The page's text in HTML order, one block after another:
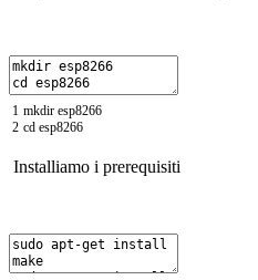
1
2
mkdir esp8266
cd esp8266
Installiamo i prerequisiti